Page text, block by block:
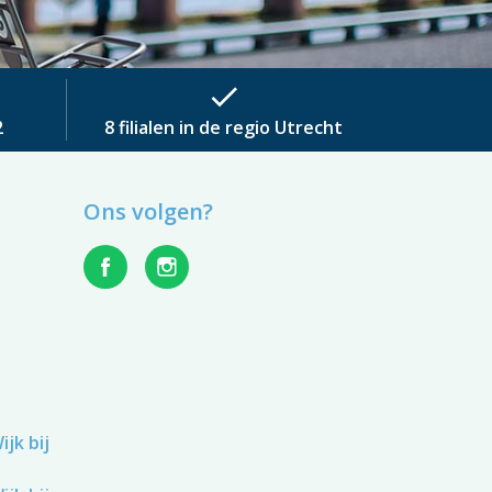
check
8 filialen in de regio Utrecht
bij
Ons volgen?